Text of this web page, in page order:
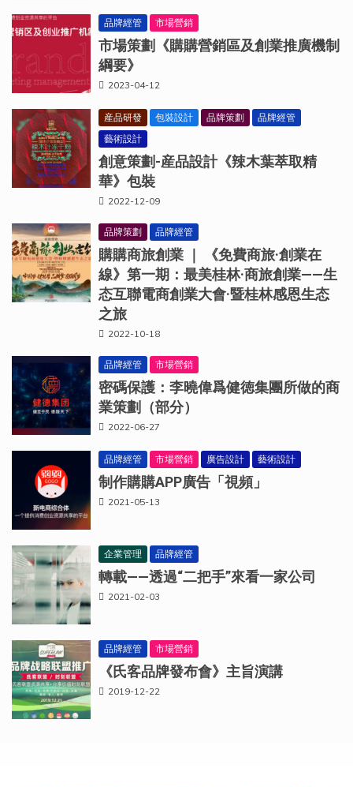
品牌經管 市場營銷
市場策劃《購購營銷區及創業推廣機制
綱要》
2023-04-12
産品研發 包裝設計 品牌策劃
品牌經管
藝術設計
創意策劃-産品設計《辣木葉萃取精
華》包裝
2022-12-09
品牌策劃 品牌經管
購購商旅創業 ｜ 《免費商旅·創業在
線》第一期：最美桂林·商旅創業——生
态互聯電商創業大會·暨桂林感恩生态
之旅
2022-10-18
品牌經管 市場營銷
密碼保護：李曉偉爲健徳集團所做的商
業策劃（部分）
2022-06-27
品牌經管 市場營銷 廣告設計 藝術設計
制作購購APP廣告「視頻」
2021-05-13
企業管理 品牌經管
轉載——透過“二把手”來看一家公司
2021-02-03
品牌經管 市場營銷
《氏客品牌發布會》主旨演講
2019-12-22